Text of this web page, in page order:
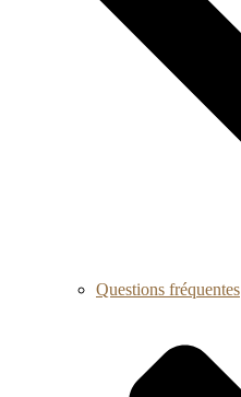
Questions fréquentes